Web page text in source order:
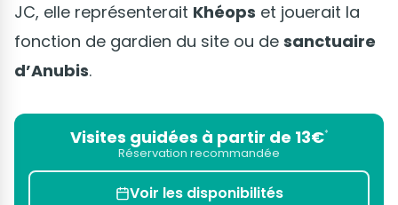
JC, elle représenterait Khéops et jouerait la
fonction de gardien du site ou de sanctuaire
d’Anubis.
Visites guidées à partir de 13€*
Réservation recommandée
Voir les disponibilités